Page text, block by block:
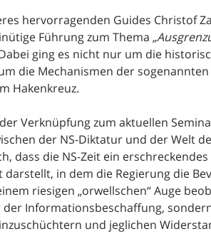
hervorragenden Guides Christof
Führung zum Thema
ging es nicht nur um die
die Mechanismen der sogenannten
Hakenkreuz.
Verknüpfung zum aktuellen
der NS-Diktatur und der Welt
dass die NS-Zeit ein
in dem die Regierung die
riesigen „orwellschen“ Auge
Informationsbeschaffung,
und jeglichen